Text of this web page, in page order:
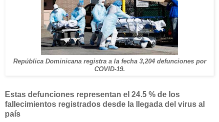
República Dominicana registra a la fecha 3,204 defunciones por
COVID-19.
Estas defunciones representan el 24.5 % de los
fallecimientos registrados desde la llegada del virus al
país